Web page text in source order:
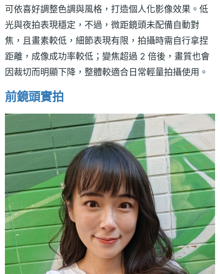
可依喜好調整色調與風格，打造個人化影像效果。低
光與夜拍表現穩定，不過，微距鏡頭未配備自動對
焦，且畫素較低，細節表現有限，拍攝時需自行拿捏
距離，成像成功率較低；變焦超過 2 倍後，畫質也會
因裁切而明顯下降，整體較適合日常輕量拍攝使用。
前鏡頭實拍